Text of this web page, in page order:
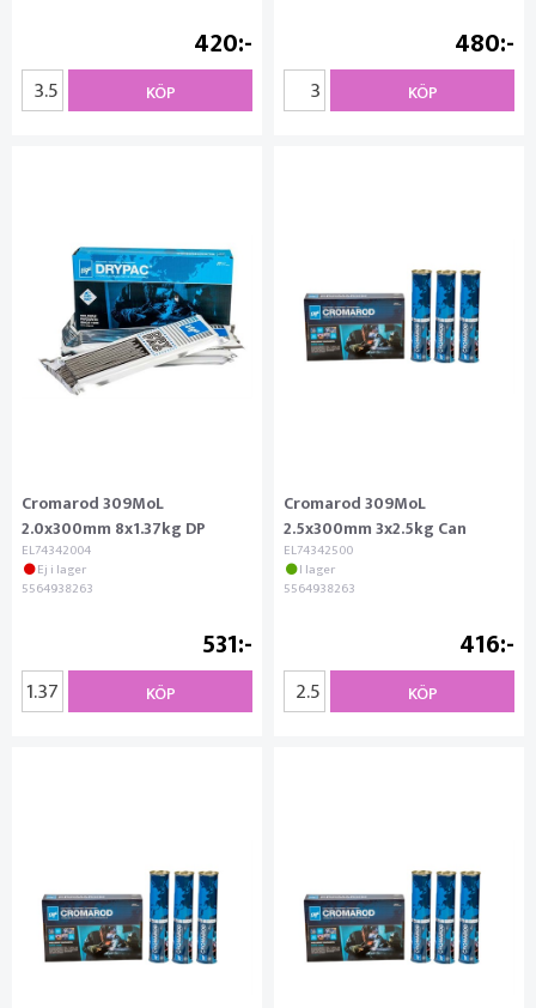
420
KÖP
480
KÖP
Cromarod 309MoL
2.0x300mm 8x1.37kg DP
EL74342004
Ej i lager
5564938263
531
KÖP
Cromarod 309MoL
2.5x300mm 3x2.5kg Can
EL74342500
I lager
5564938263
416
KÖP